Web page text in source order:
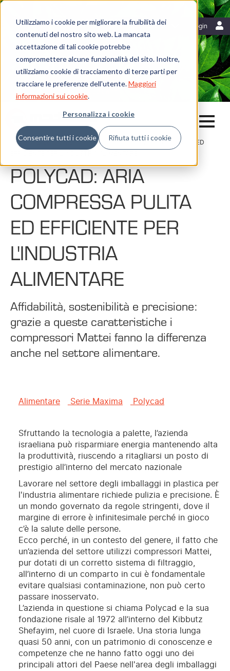
Utilizziamo i cookie per migliorare la fruibilità dei
contenuti del nostro sito web. La mancata
accettazione di tali cookie potrebbe
compromettere alcune funzionalità del sito. Inoltre,
utilizziamo cookie di tracciamento di terze parti per
tracciare le preferenze dell'utente.Maggiori
informazioni sui cookie.
Personalizza i cookie
Consentire tutti i cookie Rifiuta tutti i cookie
Login
Italiano
Risorse
Blog
Mattei News
Dicono di noi
Fiere ed eventi
Home Dicono di noi
POLYCAD: ARIA COMPRESSA PULITA ED
POLYCAD: ARIA
COMPRESSA PULITA
ED EFFICIENTE PER
L'INDUSTRIA
ALIMENTARE
Affidabilità, sostenibilità e precisione:
grazie a queste caratteristiche i
compressori Mattei fanno la differenza
anche nel settore alimentare.
Alimentare Serie Maxima Polycad
Sfruttando la tecnologia a palette, l’azienda
israeliana può risparmiare energia mantenendo alta
la produttività, riuscendo a ritagliarsi un posto di
prestigio all’interno del mercato nazionale
Lavorare nel settore degli imballaggi in plastica per
l'industria alimentare richiede pulizia e precisione. È
un mondo governato da regole stringenti, dove il
margine di errore è infinitesimale perché in gioco
c’è la salute delle persone.
Ecco perché, in un contesto del genere, il fatto che
un’azienda del settore utilizzi compressori Mattei,
pur dotati di un corretto sistema di filtraggio,
all’interno di un comparto in cui è fondamentale
evitare qualsiasi contaminazione, non può certo
passare inosservato.
L’azienda in questione si chiama Polycad e la sua
fondazione risale al 1972 all’interno del Kibbutz
Shefayim, nel cuore di Israele. Una storia lunga
quasi 50 anni, con un patrimonio di conoscenze e
competenze che ne hanno fatto oggi uno dei
principali attori del Paese nell'area degli imballaggi